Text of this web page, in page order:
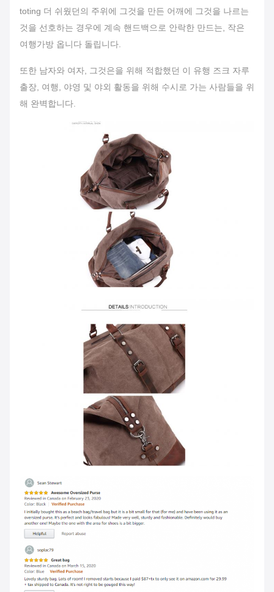
toting 더 쉬웠던의 주위에 그것을 만든 어깨에 그것을 나르는
것을 선호하는 경우에 계속 핸드백으로 안락한 만드는, 작은
여행가방 옵니다 돌립니다.
또한 남자와 여자, 그것은을 위해 적합했던 이 유행 즈크 자루
출장, 여행, 야영 및 야외 활동을 위해 수시로 가는 사람들을 위
해 완벽합니다.